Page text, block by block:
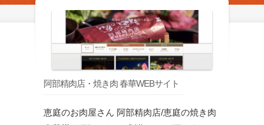
阿部精肉店・焼き肉 春華WEBサイト
恵庭のお肉屋さん 阿部精肉店/恵庭の焼き肉